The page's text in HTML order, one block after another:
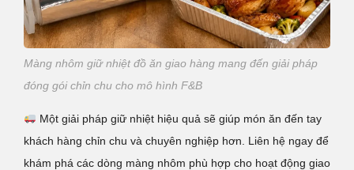
Màng nhôm giữ nhiệt đồ ăn giao hàng mang đến giải pháp
đóng gói chỉn chu cho mô hình F&B
Một giải pháp giữ nhiệt hiệu quả sẽ giúp món ăn đến tay
khách hàng chỉn chu và chuyên nghiệp hơn. Liên hệ ngay để
khám phá các dòng màng nhôm phù hợp cho hoạt động giao